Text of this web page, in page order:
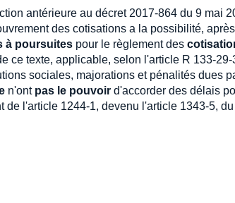
antérieure au décret 2017-864 du 9 mai
des cotisations a la possibilité, après
à poursuites pour le règlement des
ce texte, applicable, selon l'article R 133-29-
sociales, majorations et pénalités dues
n'ont pas le pouvoir d'accorder des délais
l'article 1244-1, devenu l'article 1343-5,